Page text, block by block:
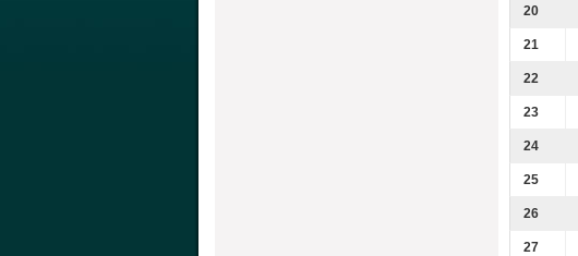
20
21
22
23
24
25
26
27